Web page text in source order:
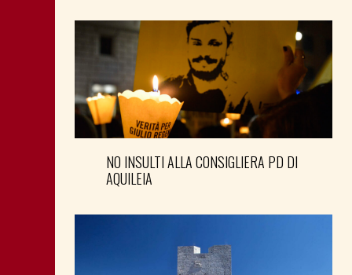
NO INSULTI ALLA CONSIGLIERA PD DI
AQUILEIA